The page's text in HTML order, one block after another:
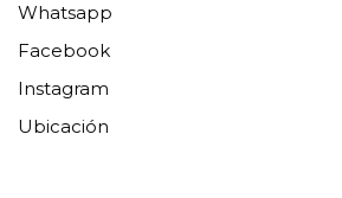
Whatsapp
Facebook
Instagram
Ubicación